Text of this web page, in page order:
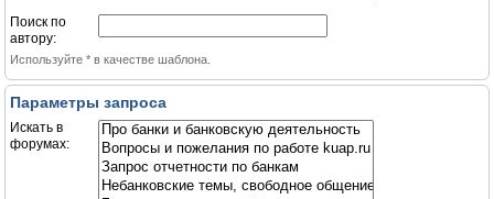
Поиск по
автору:
Используйте * в качестве шаблона.
Параметры запроса
Искать в
форумах: